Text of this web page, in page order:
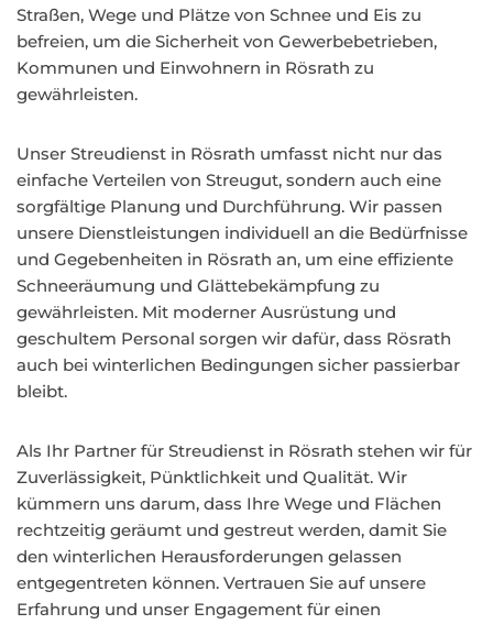
Straßen, Wege und Plätze von Schnee und Eis zu
befreien, um die Sicherheit von Gewerbebetrieben,
Kommunen und Einwohnern in Rösrath zu
gewährleisten.
Unser Streudienst in Rösrath umfasst nicht nur das
einfache Verteilen von Streugut, sondern auch eine
sorgfältige Planung und Durchführung. Wir passen
unsere Dienstleistungen individuell an die Bedürfnisse
und Gegebenheiten in Rösrath an, um eine effiziente
Schneeräumung und Glättebekämpfung zu
gewährleisten. Mit moderner Ausrüstung und
geschultem Personal sorgen wir dafür, dass Rösrath
auch bei winterlichen Bedingungen sicher passierbar
bleibt.
Als Ihr Partner für Streudienst in Rösrath stehen wir für
Zuverlässigkeit, Pünktlichkeit und Qualität. Wir
kümmern uns darum, dass Ihre Wege und Flächen
rechtzeitig geräumt und gestreut werden, damit Sie
den winterlichen Herausforderungen gelassen
entgegentreten können. Vertrauen Sie auf unsere
Erfahrung und unser Engagement für einen